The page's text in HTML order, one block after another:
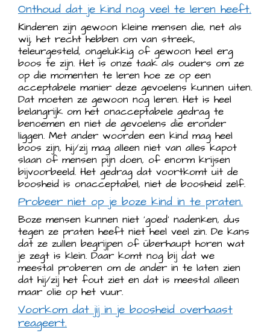
Onthoud dat je kind nog veel te leren heeft.
Kinderen zijn gewoon kleine mensen die, net als
wij, het recht hebben om van streek,
teleurgesteld, ongelukkig of gewoon heel erg
boos te zijn. Het is onze taak als ouders om ze
op die momenten te leren hoe ze op een
acceptabele manier deze gevoelens kunnen uiten.
Dat moeten ze gewoon nog leren. Het is heel
belangrijk om het onacceptabele gedrag te
benoemen en niet de gevoelens die eronder
liggen. Met ander woorden een kind mag heel
boos zijn, hij/zij mag alleen niet van alles kapot
slaan of mensen pijn doen, of enorm krijsen
bijvoorbeeld. Het gedrag dat voortkomt uit de
boosheid is onacceptabel, niet de boosheid zelf.
Probeer niet op je boze kind in te praten.
Boze mensen kunnen niet ‘goed’ nadenken, dus
tegen ze praten heeft niet heel veel zin. De kans
dat ze zullen begrijpen of überhaupt horen wat
je zegt is klein. Daar komt nog bij dat we
meestal proberen om de ander in te laten zien
dat hij/zij het fout ziet en dat is meestal alleen
maar olie op het vuur.
Voorkom dat jij in je boosheid overhaast
reageert.